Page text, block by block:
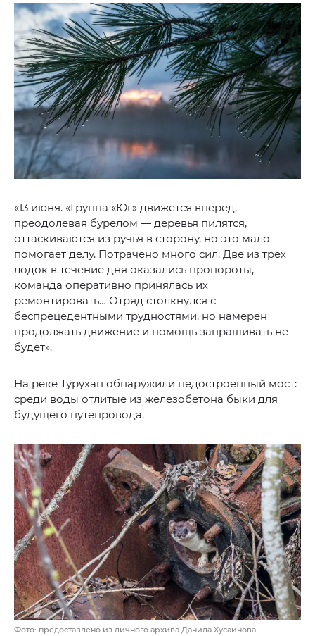
«13 июня. «Группа «Юг» движется вперед,
преодолевая бурелом — деревья пилятся,
оттаскиваются из ручья в сторону, но это мало
помогает делу. Потрачено много сил. Две из трех
лодок в течение дня оказались пропороты,
команда оперативно принялась их
ремонтировать… Отряд столкнулся с
беспрецедентными трудностями, но намерен
продолжать движение и помощь запрашивать не
будет».
На реке Турухан обнаружили недостроенный мост:
среди воды отлитые из железобетона быки для
будущего путепровода.
Фото: предоставлено из личного архива Данила Хусаинова